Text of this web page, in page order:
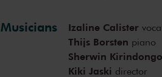
Musicians Izaline Calister
Thijs Borsten piano
Sherwin Kirindongo
Kiki Jaski director